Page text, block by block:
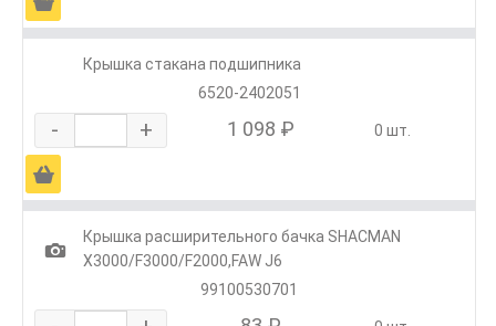
Крышка стакана подшипника
6520-2402051
- + 1 098 ₽ 0 шт.
Ä
1
Крышка расширительного бачка SHACMAN
X3000/F3000/F2000,FAW J6
99100530701